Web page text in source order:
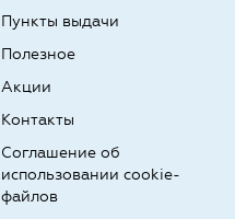
Пункты выдачи
Полезное
Акции
Контакты
Соглашение об
использовании cookie-
файлов